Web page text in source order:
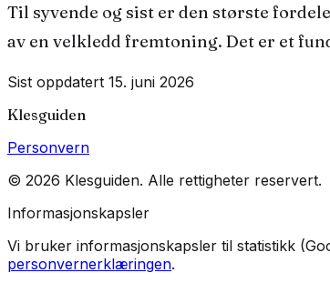
Til syvende og sist er den største
av en velkledd fremtoning. Det er et
Sist oppdatert 15. juni 2026
Klesguiden
Personvern
© 2026 Klesguiden. Alle rettigheter reservert.
Informasjonskapsler
Vi bruker informasjonskapsler til statistikk
personvernerklæringen.